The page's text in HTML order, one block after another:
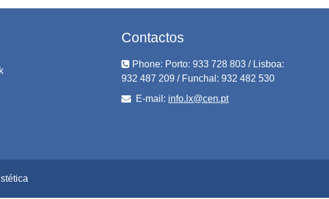
Contactos
Phone: Porto: 933 728 803 / Lisboa:
932 487 209 / Funchal: 932 482 530
E-mail: info.lx@cen.pt